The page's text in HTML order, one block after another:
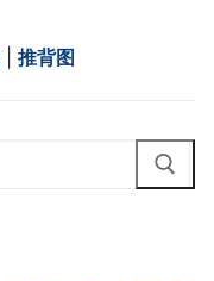
推背图